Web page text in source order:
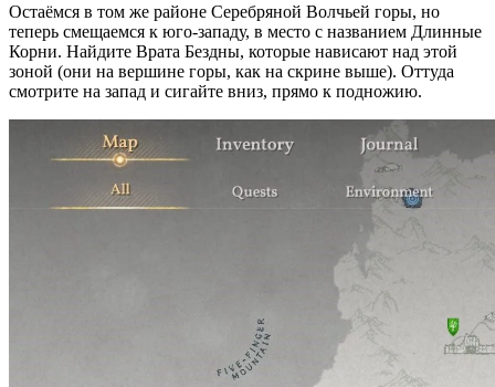
Остаёмся в том же районе Серебряной Волчьей горы, но
теперь смещаемся к юго-западу, в место с названием Длинные
Корни. Найдите Врата Бездны, которые нависают над этой
зоной (они на вершине горы, как на скрине выше). Оттуда
смотрите на запад и сигайте вниз, прямо к подножию.